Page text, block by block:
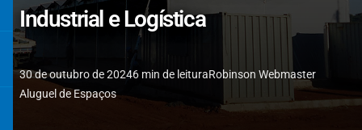
Industrial e Logística
30 de outubro de 20246 min de leituraRobinson Webmaster
Aluguel de Espaços